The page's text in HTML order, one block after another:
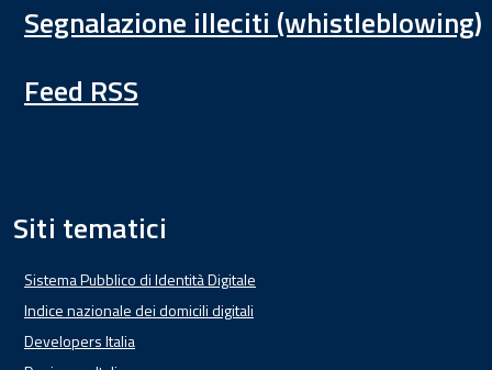
Segnalazione illeciti (whistleblowing)
Feed RSS
Siti tematici
Sistema Pubblico di Identità Digitale
Indice nazionale dei domicili digitali
Developers Italia